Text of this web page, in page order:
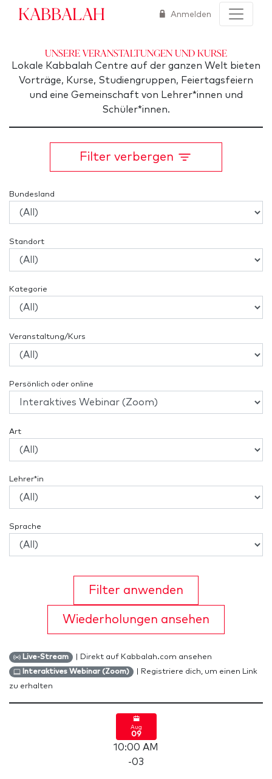
Kabbalah Anmelden
Unsere Veranstaltungen und Kurse
Lokale Kabbalah Centre auf der ganzen Welt bieten
Vorträge, Kurse, Studiengruppen, Feiertagsfeiern
und eine Gemeinschaft von Lehrer*innen und
Schüler*innen.
Filter verbergen
Bundesland
Standort
Kategorie
Veranstaltung/Kurs
Persönlich oder online
Art
Lehrer*in
Sprache
Filter anwenden
Wiederholungen ansehen
Live-Stream | Direkt auf Kabbalah.com ansehen
Interaktives Webinar (Zoom)
| Registriere dich, um einen Link
zu erhalten
Aug
09
10:00 AM
-03